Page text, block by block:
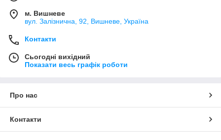
м. Вишневе
вул. Залізнична, 92, Вишневе, Україна
Контакти
Сьогодні вихідний
Показати весь графік роботи
Про нас
Контакти